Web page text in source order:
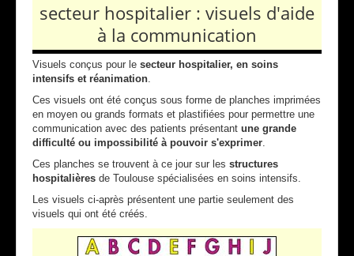
secteur hospitalier : visuels d'aide
à la communication
Visuels conçus pour le secteur hospitalier, en soins
intensifs et réanimation.
Ces visuels ont été conçus sous forme de planches imprimées
en moyen ou grands formats et plastifiées pour permettre une
communication avec des patients présentant une grande
difficulté ou impossibilité à pouvoir s'exprimer.
Ces planches se trouvent à ce jour sur les structures
hospitalières de Toulouse spécialisées en soins intensifs.
Les visuels ci-après présentent une partie seulement des
visuels qui ont été créés.